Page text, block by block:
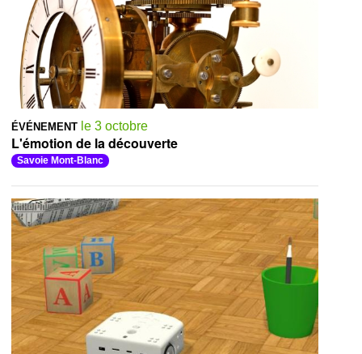
ÉVÉNEMENT le 3 octobre
L'émotion de la découverte
Savoie Mont-Blanc